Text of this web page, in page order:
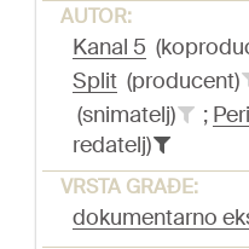
AUTOR:
Kanal 5
Split (producent)
(snimatelj)
;
redatelj)
VRSTA GRAĐE:
dokumentarno